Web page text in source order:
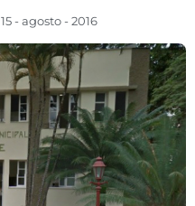
15 - agosto - 2016